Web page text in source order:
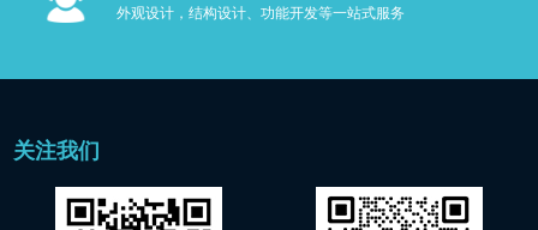
外观设计，结构设计、功能开发等一站式服务
关注我们